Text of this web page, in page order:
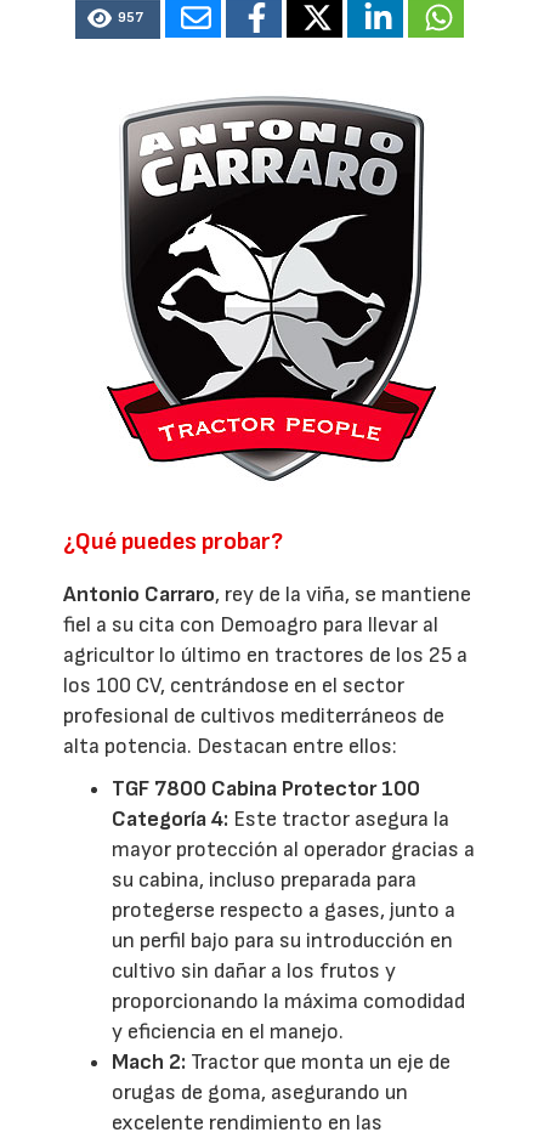
957
¿Qué puedes probar?
Antonio Carraro, rey de la viña, se mantiene
fiel a su cita con Demoagro para llevar al
agricultor lo último en tractores de los 25 a
los 100 CV, centrándose en el sector
profesional de cultivos mediterráneos de
alta potencia. Destacan entre ellos:
TGF 7800 Cabina Protector 100
Categoría 4: Este tractor asegura la
mayor protección al operador gracias a
su cabina, incluso preparada para
protegerse respecto a gases, junto a
un perfil bajo para su introducción en
cultivo sin dañar a los frutos y
proporcionando la máxima comodidad
y eficiencia en el manejo.
Mach 2: Tractor que monta un eje de
orugas de goma, asegurando un
excelente rendimiento en las